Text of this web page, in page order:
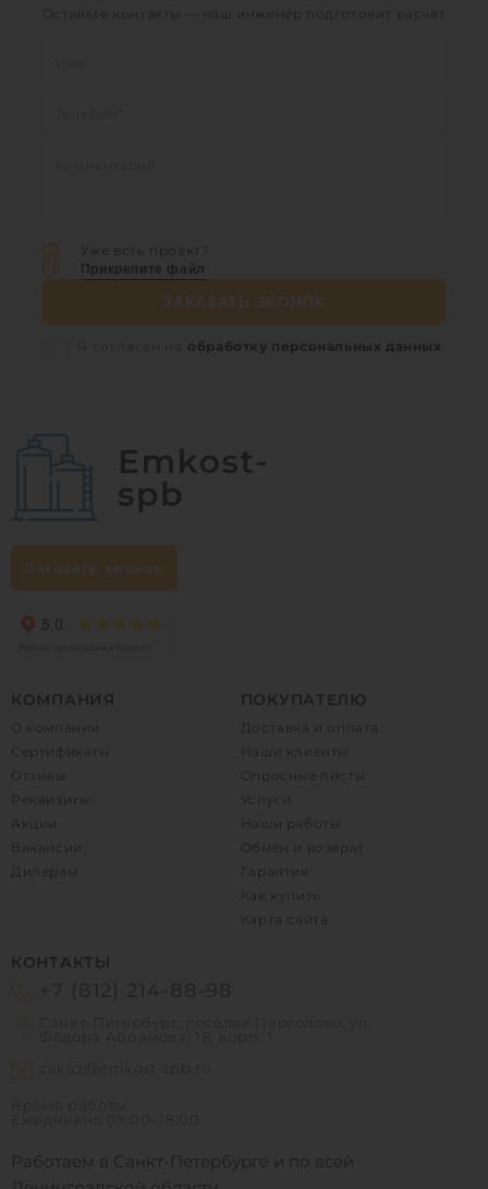
Оставьте контакты — наш инженер подготовит расчет
Уже есть проект?
Прикрепите файл
обработку персональных данных
КОМПАНИЯ
О компании
Сертификаты
Реквизиты
Акции
Вакансии
Дилерам
ПОКУПАТЕЛЮ
Доставка и оплата
Наши клиенты
Опросные листы
Услуги
Наши работы
Обмен и возврат
Гарантия
Как купить
Карта сайта
КОНТАКТЫ
Работаем в Санкт-Петербурге и по всей